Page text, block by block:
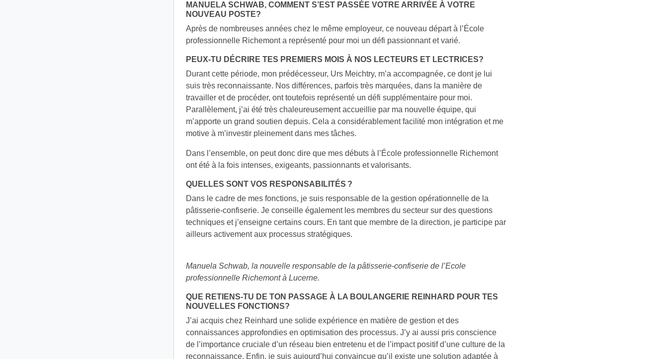
MANUELA SCHWAB, COMMENT S’EST PASSÉE VOTRE ARRIVÉE À VOTRE
NOUVEAU POSTE?
Après de nombreuses années chez le même employeur, ce nouveau départ à l’École
professionnelle Richemont a représenté pour moi un défi passionnant et varié.
PEUX-TU DÉCRIRE TES PREMIERS MOIS À NOS LECTEURS ET LECTRICES?
Durant cette période, mon prédécesseur, Urs Meichtry, m’a accompagnée, ce dont je lui
suis très reconnaissante. Nos différences, parfois très marquées, dans la manière de
travailler et de procéder, ont toutefois représenté un défi supplémentaire pour moi.
Parallèlement, j’ai été très chaleureusement accueillie par ma nouvelle équipe, qui
m’apporte un grand soutien depuis. Cela a considérablement facilité mon intégration et me
motive à m’investir pleinement dans mes tâches.
Dans l’ensemble, on peut donc dire que mes débuts à l’École professionnelle Richemont
ont été à la fois intenses, exigeants, passionnants et valorisants.
QUELLES SONT VOS RESPONSABILITÉS ?
Dans le cadre de mes fonctions, je suis responsable de la gestion opérationnelle de la
pâtisserie-confiserie. Je conseille également les membres du secteur sur des questions
techniques et j’enseigne certains cours. En tant que membre de la direction, je participe par
ailleurs activement aux processus stratégiques.
Manuela Schwab, la nouvelle responsable de la pâtisserie-confiserie de l’Ecole
professionnelle Richemont à Lucerne.
QUE RETIENS-TU DE TON PASSAGE À LA BOULANGERIE REINHARD POUR TES
NOUVELLES FONCTIONS?
J’ai acquis chez Reinhard une solide expérience en matière de gestion et des
connaissances approfondies en optimisation des processus. J’y ai aussi pris conscience
de l’importance cruciale d’un réseau bien entretenu et de l’impact positif d’une culture de la
reconnaissance. Enfin, je suis aujourd’hui convaincue qu’il existe une solution adaptée à